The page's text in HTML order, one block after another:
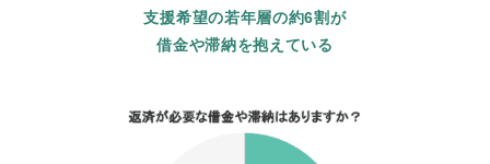
支援希望の若年層の約6割が
借金や滞納を抱えている